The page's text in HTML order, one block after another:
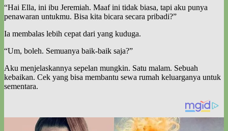
“Hai Ella, ini ibu Jeremiah. Maaf ini tidak biasa, tapi aku punya
penawaran untukmu. Bisa kita bicara secara pribadi?”
Ia membalas lebih cepat dari yang kuduga.
“Um, boleh. Semuanya baik-baik saja?”
Aku menjelaskannya sepelan mungkin. Satu malam. Sebuah
kebaikan. Cek yang bisa membantu sewa rumah keluarganya untuk
sementara.